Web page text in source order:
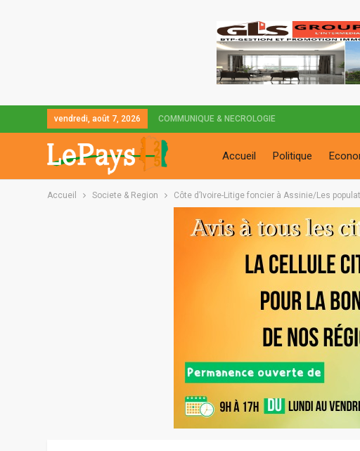
vendredi, août 7, 2026 COMMUNIQUE & NECROLOGIE
Accueil Politique
Accueil Societe & Region Côte d’Ivoire-Litige foncier à Assinie/Les